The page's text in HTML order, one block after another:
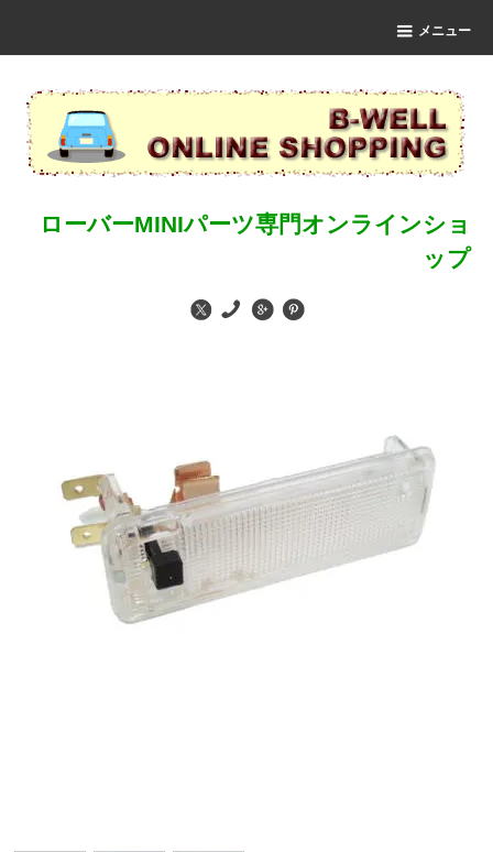
メニュー
ローバーMINIパーツ専門オンラインショ
ップ